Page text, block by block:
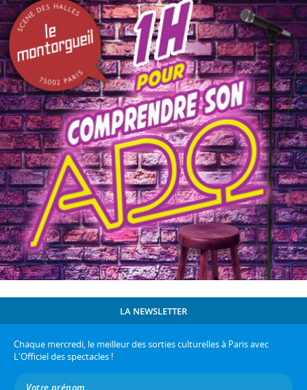
LA NEWSLETTER
Chaque mercredi, le meilleur des sorties culturelles à Paris avec
L'Officiel des spectacles !